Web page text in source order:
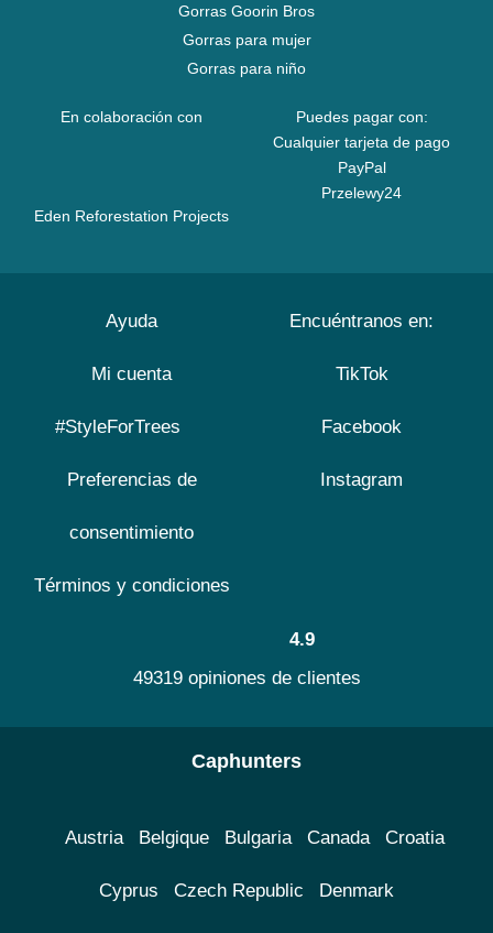
Gorras Goorin Bros
Gorras para mujer
Gorras para niño
En colaboración con
Eden Reforestation Projects
Puedes pagar con:
Cualquier tarjeta de pago
PayPal
Przelewy24
Ayuda
Mi cuenta
#StyleForTrees
Preferencias de
consentimiento
Términos y condiciones
Encuéntranos en:
TikTok
Facebook
Instagram
4.9
49319 opiniones de clientes
Caphunters
Austria Belgique Bulgaria Canada Croatia
Cyprus Czech Republic Denmark